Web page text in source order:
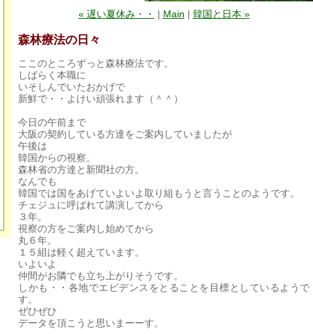
« 遅い夏休み・・
| Main | 韓国と日本 »
森林療法の日々
ここのところずっと森林療法です。
しばらく本職に
いそしんでいたおかげで
新鮮で・・よけい頑張れます（＾＾）
今日の午前まで
大阪の契約している方達をご案内していましたが
午後は
韓国からの視察。
森林省の方達と新聞社の方。
なんでも
韓国では国をあげていよいよ取り組もうと言うことのようです。
チェジュに呼ばれて講演してから
３年。
視察の方をご案内し始めてから
丸６年。
１５組は軽く超えています。
いよいよ
仲間がお隣でも立ち上がりそうです。
しかも・・各地でエビデンスをとることを目標としているようで
す。
ぜひぜひ
データを頂こうと思いまーーす。